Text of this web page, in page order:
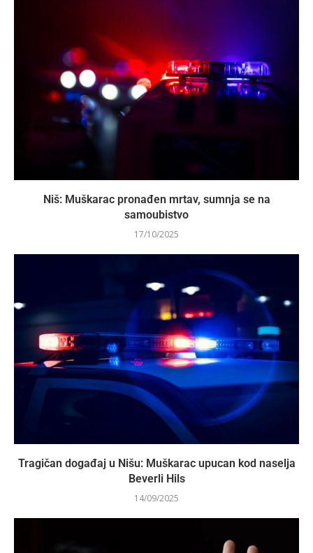
Niš: Muškarac pronađen mrtav, sumnja se na
samoubistvo
17/10/2025
Tragičan događaj u Nišu: Muškarac upucan kod naselja
Beverli Hils
14/09/2025